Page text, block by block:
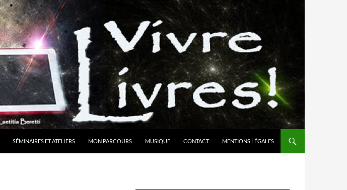
SÉMINAIRES ET ATELIERS MON PARCOURS MUSIQUE CONTACT MENTIONS LÉGALES